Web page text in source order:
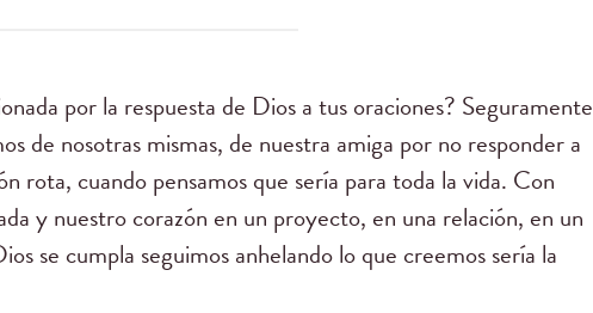
por la respuesta de Dios a tus oraciones? Seguramente
de nosotras mismas, de nuestra amiga por no responder a
rota, cuando pensamos que sería para toda la vida. Con
y nuestro corazón en un proyecto, en una relación, en un
se cumpla seguimos anhelando lo que creemos sería la